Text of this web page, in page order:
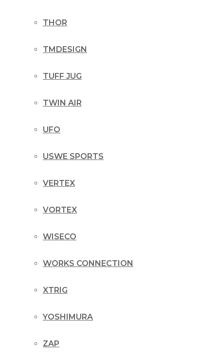
THOR
TMDESIGN
TUFF JUG
TWIN AIR
UFO
USWE SPORTS
VERTEX
VORTEX
WISECO
WORKS CONNECTION
XTRIG
YOSHIMURA
ZAP